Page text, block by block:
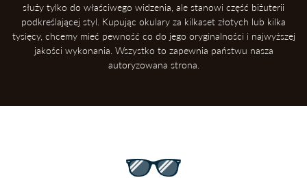
służy tylko do właściwego widzenia, ale stanowi część biżuterii
podkreślającej styl. Kupując okulary za kilkaset złotych lub kilka
tysięcy, chcemy mieć pewność co do jego oryginalności i najwyższej
jakości wykonania. Wszystko to zapewnia państwu nasza
autoryzowana strona.